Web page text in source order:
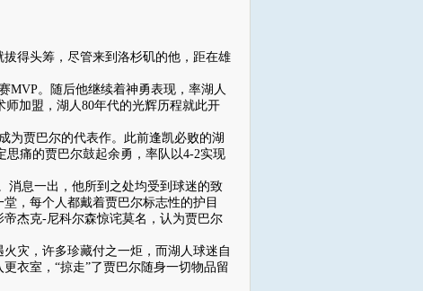
得头筹，尽管来到洛杉矶的他，距在雄
。随后他继续着神勇表现，率湖人
加盟，湖人80年代的光辉历程就此开
为贾巴尔的代表作。此前逢凯必败的湖
思痛的贾巴尔鼓起余勇，率队以4-2实现
息一出，他所到之处均受到球迷的致
，每个人都戴着贾巴尔标志性的护目
杰克-尼科尔森惊诧莫名，认为贾巴尔
灾，许多珍藏付之一炬，而湖人球迷自
衣室，“掠走”了贾巴尔随身一切物品留